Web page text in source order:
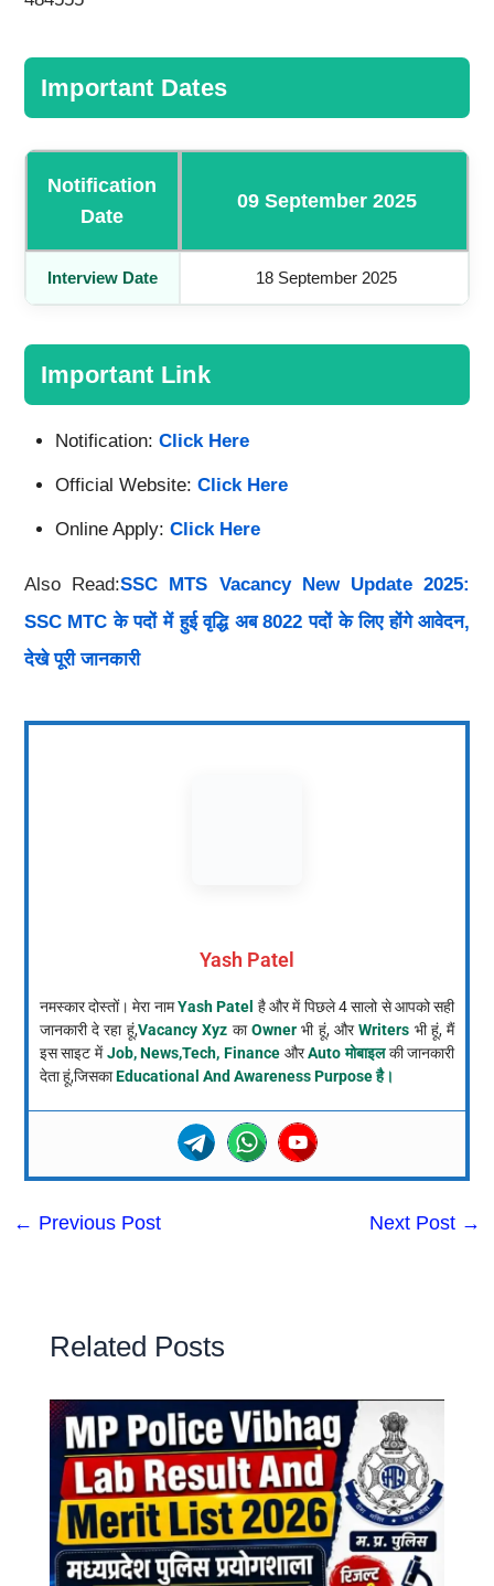
Important Dates
Notification
Date
09 September 2025
Interview Date 18 September 2025
Important Link
Notification: Click Here
Official Website: Click Here
Online Apply: Click Here
Also Read:SSC MTS Vacancy New Update 2025:
SSC MTC के पदों में हुई वृद्धि अब 8022 पदों के लिए होंगे आवेदन,
देखे पूरी जानकारी
Yash Patel
नमस्कार दोस्तों। मेरा नामYash Patel है और में पिछले 4 सालो से आपको सही
जानकारी दे रहा हूं,Vacancy Xyz काOwnerभी हूं, औरWriters भी हूं, मैं
इस साइट मेंJob, News,Tech, Finance औरAuto मोबाइलकी जानकारी
देता हूं,जिसकाEducational And Awareness Purpose है।
← Previous Post Next Post →
Related Posts